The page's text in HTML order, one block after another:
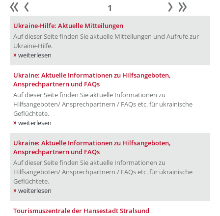
Anfang 1 weiter
Ukraine-Hilfe: Aktuelle Mitteilungen
Auf dieser Seite finden Sie aktuelle Mitteilungen und Aufrufe zur
Ukraine-Hilfe.
weiterlesen
Ukraine: Aktuelle Informationen zu Hilfsangeboten,
Ansprechpartnern und FAQs
Auf dieser Seite finden Sie aktuelle Informationen zu
Hilfsangeboten/ Ansprechpartnern / FAQs etc. für ukrainische
Geflüchtete.
weiterlesen
Ukraine: Aktuelle Informationen zu Hilfsangeboten,
Ansprechpartnern und FAQs
Auf dieser Seite finden Sie aktuelle Informationen zu
Hilfsangeboten/ Ansprechpartnern / FAQs etc. für ukrainische
Geflüchtete.
weiterlesen
Tourismuszentrale der Hansestadt Stralsund